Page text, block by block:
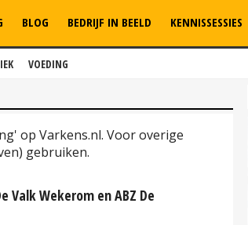
VOEDING
BLOG BEDRIJF IN BEELD KENNISSESSIES
op Varkens.nl. Voor overige
gebruiken.
Valk Wekerom en ABZ De